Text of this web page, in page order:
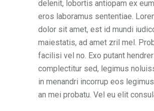
delenit, lobortis antiopam ex
eros laboramus sententiae.
dolor sit amet, est id mundi
maiestatis, ad amet zril mel.
facilisi vel no. Exo putant
complectitur sed, legimus
in menandri incorrup eos
an mei probatu. Vel eu elit